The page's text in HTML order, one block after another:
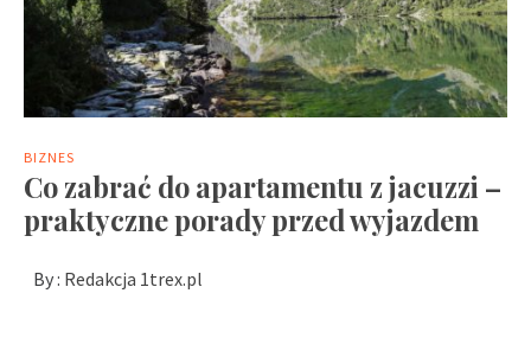
BIZNES
Co zabrać do apartamentu z jacuzzi –
praktyczne porady przed wyjazdem
By : Redakcja 1trex.pl